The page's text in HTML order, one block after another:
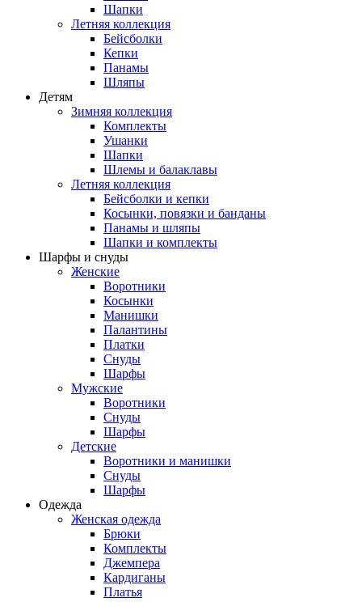
Шапки
Летняя коллекция
Бейсболки
Кепки
Панамы
Шляпы
Детям
Зимняя коллекция
Комплекты
Ушанки
Шапки
Шлемы и балаклавы
Летняя коллекция
Бейсболки и кепки
Косынки, повязки и банданы
Панамы и шляпы
Шапки и комплекты
Шарфы и снуды
Женские
Воротники
Косынки
Манишки
Палантины
Платки
Снуды
Шарфы
Мужские
Воротники
Снуды
Шарфы
Детские
Воротники и манишки
Снуды
Шарфы
Одежда
Женская одежда
Брюки
Комплекты
Джемпера
Кардиганы
Платья